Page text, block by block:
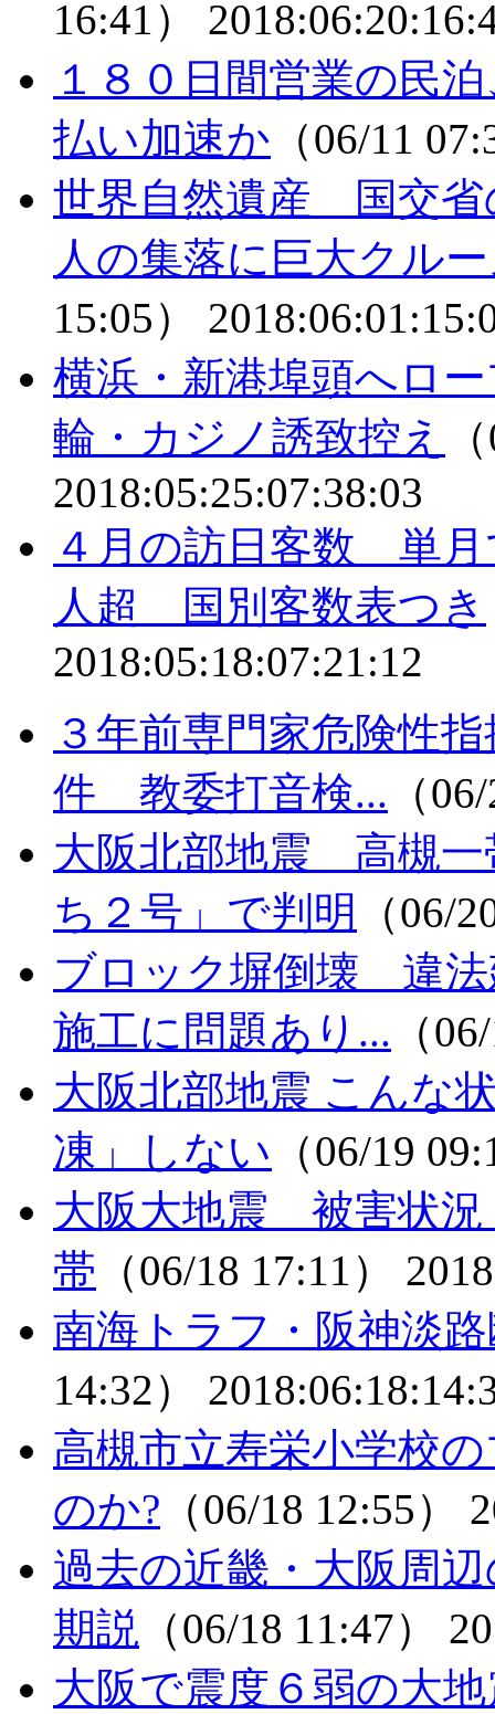
16:41）
１８０日間営業の民
払い加速か （06/11
世界自然遺産 国交省
人の集落に巨大クル
15:05）
横浜・新港埠頭へロ
輪・カジノ誘致控え
2018:05:25:07:38:03
４月の訪日客数 単
人超 国別客数表つき
2018:05:18:07:21:12
３年前専門家危険性
件 教委打音検... （
大阪北部地震 高槻
ち２号」で判明
（06/
ブロック塀倒壊 違
施工に問題あり... （
大阪北部地震 こんな
凍」しない （06/19
大阪大地震 被害状
帯 （06/18 17:11）
南海トラフ・阪神淡
14:32）
高槻市立寿栄小学校
のか? （06/18 12:55）
過去の近畿・大阪周
期説 （06/18 11:47）
大阪で震度６弱の大